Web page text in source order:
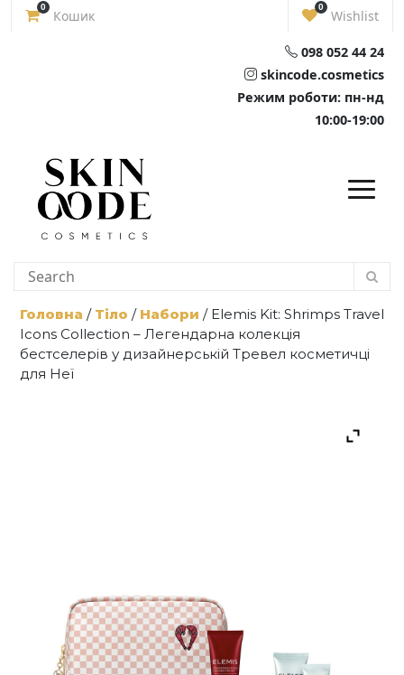
Skip
0
Кошик
0
Wishlist
098 052 44 24
skincode.cosmetics
Режим роботи: пн-нд
10:00-19:00
Головна / Тіло / Набори / Elemis Kit: Shrimps Travel
Icons Collection – Легендарна колекція
бестселерів у дизайнерській Тревел косметичці
для Неї